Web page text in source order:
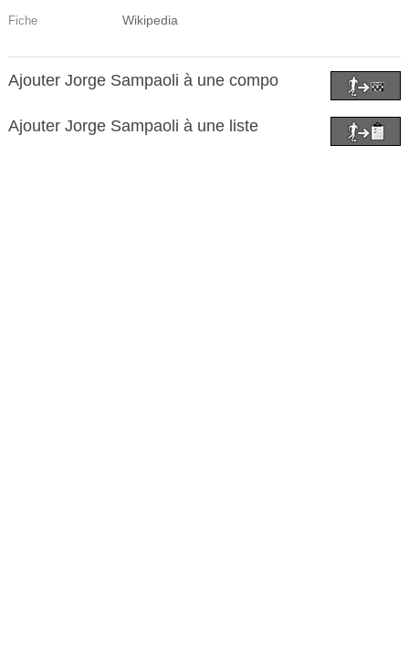
Fiche Wikipedia
Ajouter Jorge Sampaoli à une compo
Ajouter Jorge Sampaoli à une liste